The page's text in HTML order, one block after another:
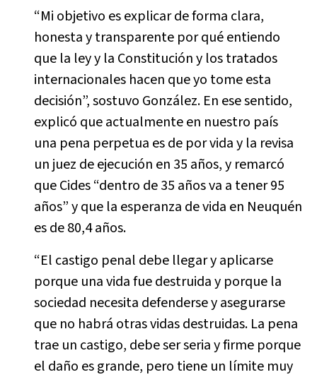
“Mi objetivo es explicar de forma clara,
honesta y transparente por qué entiendo
que la ley y la Constitución y los tratados
internacionales hacen que yo tome esta
decisión”, sostuvo González. En ese sentido,
explicó que actualmente en nuestro país
una pena perpetua es de por vida y la revisa
un juez de ejecución en 35 años, y remarcó
que Cides “dentro de 35 años va a tener 95
años” y que la esperanza de vida en Neuquén
es de 80,4 años.
“El castigo penal debe llegar y aplicarse
porque una vida fue destruida y porque la
sociedad necesita defenderse y asegurarse
que no habrá otras vidas destruidas. La pena
trae un castigo, debe ser seria y firme porque
el daño es grande, pero tiene un límite muy